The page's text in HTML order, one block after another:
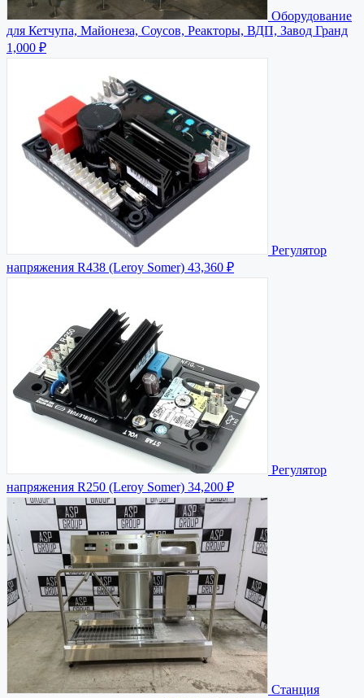
Оборудование
для Кетчупа, Майонеза, Соусов, Реакторы, ВДП, Завод Гранд
1,000 ₽
Регулятор
напряжения R438 (Leroy Somer) 43,360 ₽
Регулятор
напряжения R250 (Leroy Somer) 34,200 ₽
Станция